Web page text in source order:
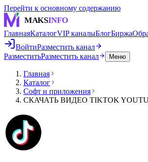
Перейти к основному содержанию
MAKSINFO
ГлавнаяКаталогVIP каналыБлогБиржа
ВойтиРазместить канал
РазместитьРазместить канал Меню
Главная
Каталог
Софт и приложения
СКАЧАТЬ ВИДЕО TIKTOK